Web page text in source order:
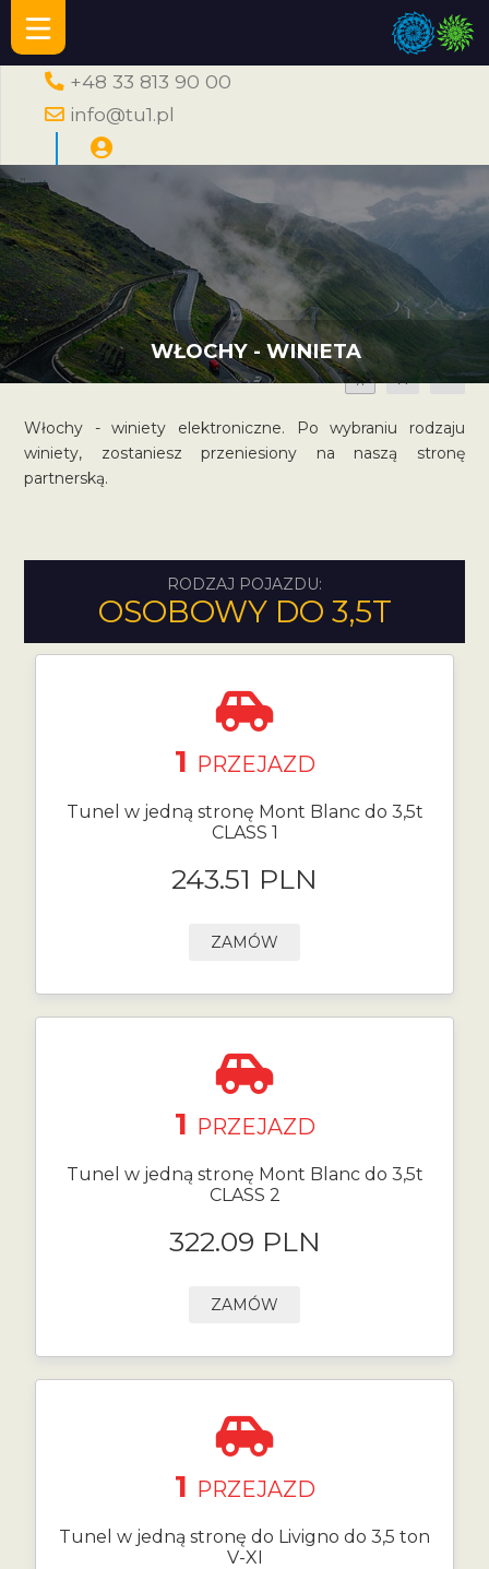
+48 33 813 90 00
info@tu1.pl
WŁOCHY - WINIETA
A A A
Włochy - winiety elektroniczne. Po wybraniu rodzaju
winiety, zostaniesz przeniesiony na naszą stronę
partnerską.
RODZAJ POJAZDU:
OSOBOWY DO 3,5T
1 PRZEJAZD
Tunel w jedną stronę Mont Blanc do 3,5t
CLASS 1
243.51 PLN
ZAMÓW
1 PRZEJAZD
Tunel w jedną stronę Mont Blanc do 3,5t
CLASS 2
322.09 PLN
ZAMÓW
1 PRZEJAZD
Tunel w jedną stronę do Livigno do 3,5 ton
V-XI